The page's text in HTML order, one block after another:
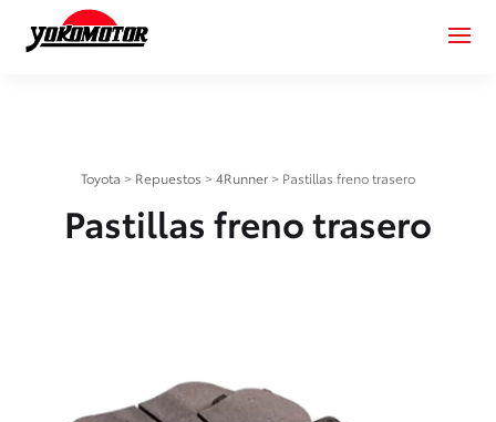
Toyota > Repuestos > 4Runner > Pastillas freno trasero
Pastillas freno trasero